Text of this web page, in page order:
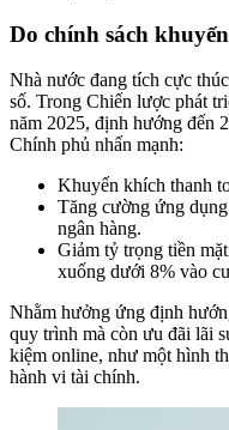
Do chính sách
Nhà nước đang tích cực
số. Trong Chiến lược phát
năm 2025, định hướng đến
Chính phủ nhấn mạnh:
Khuyến khích thanh
Tăng cường ứng
ngân hàng.
Giảm tỷ trọng tiền
xuống dưới 8% vào
Nhằm hưởng ứng định
quy trình mà còn ưu đãi lãi
kiệm online, như một hình
hành vi tài chính.